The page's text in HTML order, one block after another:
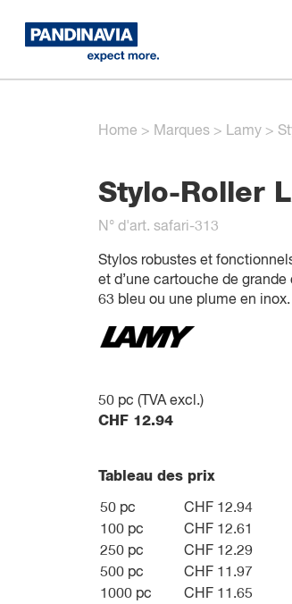
Home > Marques > Lamy >
Stylo-Roller
N° d'art. safari-313
Stylos robustes et
et d’une cartouche de
63 bleu ou une plume en inox.
50 pc (TVA excl.)
CHF 12.94
Tableau des prix
50 pc
CHF 12.94
100 pc
CHF 12.61
250 pc
CHF 12.29
500 pc
CHF 11.97
1000 pc
CHF 11.65